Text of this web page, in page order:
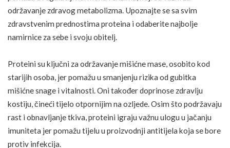
održavanje zdravog metabolizma. Upoznajte se sa svim
zdravstvenim prednostima proteina i odaberite najbolje
namirnice za sebe i svoju obitelj.
Proteini su ključni za održavanje mišićne mase , osobito kod
starijih osoba, jer pomažu u smanjenju rizika od gubitka
mišićne snage i vitalnosti. Oni također doprinose zdravlju
kostiju, čineći tijelo otpornijim na ozljede. Osim što podržavaju
rast i obnavljanje tkiva, proteini igraju važnu ulogu u jačanju
imuniteta jer pomažu tijelu u proizvodnji antitijela koja se bore
protiv infekcija.